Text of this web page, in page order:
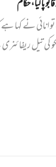
پا لیا، حکام
نے کہا ہے
کی تیل